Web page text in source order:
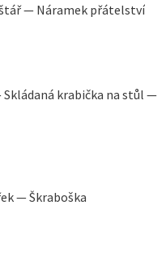
— Náramek přátelství
Skládaná krabička na stůl —
— Škraboška